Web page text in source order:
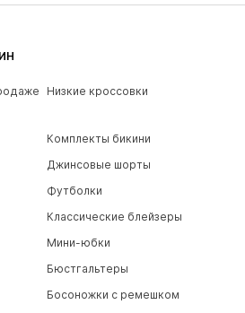
Низкие кроссовки
Комплекты бикини
Джинсовые шорты
Футболки
Классические блейзеры
Мини-юбки
Бюстгальтеры
Босоножки с ремешком